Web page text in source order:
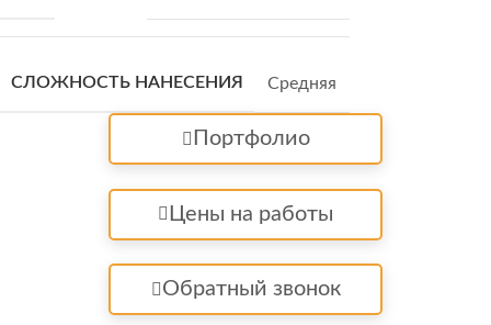
СЛОЖНОСТЬ НАНЕСЕНИЯ Средняя
Портфолио
Цены на работы
Обратный звонок